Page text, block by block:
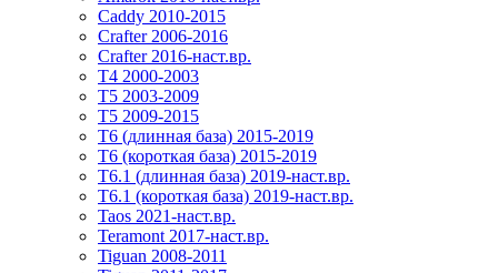
Caddy 2010-2015
Crafter 2006-2016
Crafter 2016-наст.вр.
T4 2000-2003
T5 2003-2009
T5 2009-2015
T6 (длинная база) 2015-2019
Т6 (короткая база) 2015-2019
T6.1 (длинная база) 2019-наст.вр.
T6.1 (короткая база) 2019-наст.вр.
Taos 2021-наст.вр.
Teramont 2017-наст.вр.
Tiguan 2008-2011